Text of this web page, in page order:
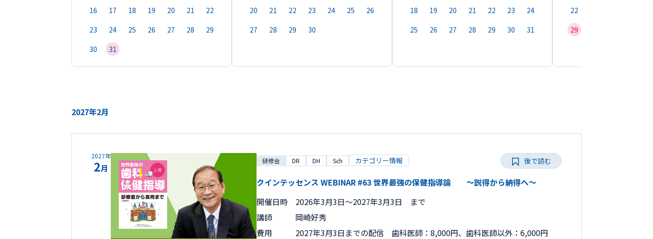
16
17 18 19 20 21
22
23
24 25 26 27 28
29
30
31
20
21 22 23 24 25
26
27
28 29 30
18
19 20 21 22 23
24
25
26 27 28 29 30 31
22
29
2027年2月
2027年
2月
研修会 DR DH Sch カテゴリー情報
クインテッセンス WEBINAR #63 世界最強の保健指導論 ～説得から納得へ～
開催日時
2026年3月3日〜2027年3月3日 まで
講師
岡崎好秀
費用
2027年3月3日までの配信 歯科医師：8,000円、歯科医師以外：6,000円
後で読む